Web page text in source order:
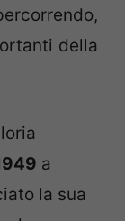
della
a
la sua